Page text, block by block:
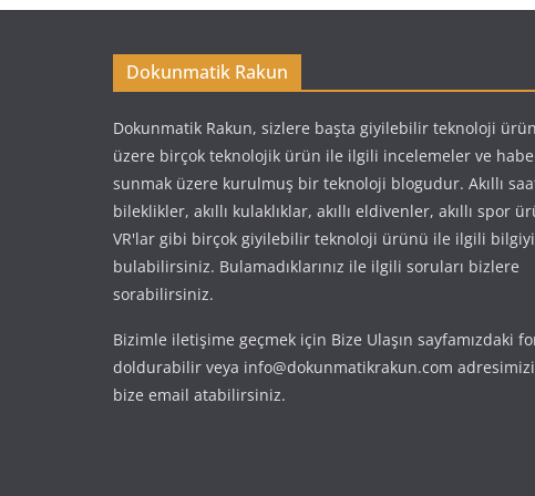
Dokunmatik Rakun
Dokunmatik Rakun, sizlere başta giyilebilir teknoloji
üzere birçok teknolojik ürün ile ilgili incelemeler ve
sunmak üzere kurulmuş bir teknoloji blogudur. Akıllı
bileklikler, akıllı kulaklıklar, akıllı eldivenler, akıllı spor
VR'lar gibi birçok giyilebilir teknoloji ürünü ile ilgili
bulabilirsiniz. Bulamadıklarınız ile ilgili soruları bizlere
sorabilirsiniz.
Bizimle iletişime geçmek için Bize Ulaşın sayfamızdaki
doldurabilir veya info@dokunmatikrakun.com
bize email atabilirsiniz.